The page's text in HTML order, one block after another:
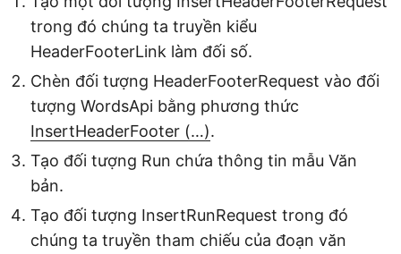
trong đó chúng ta truyền kiểu
HeaderFooterLink làm đối số.
Chèn đối tượng HeaderFooterRequest vào đối
tượng WordsApi bằng phương thức
InsertHeaderFooter (…).
Tạo đối tượng Run chứa thông tin mẫu Văn
bản.
Tạo đối tượng InsertRunRequest trong đó
chúng ta truyền tham chiếu của đoạn văn